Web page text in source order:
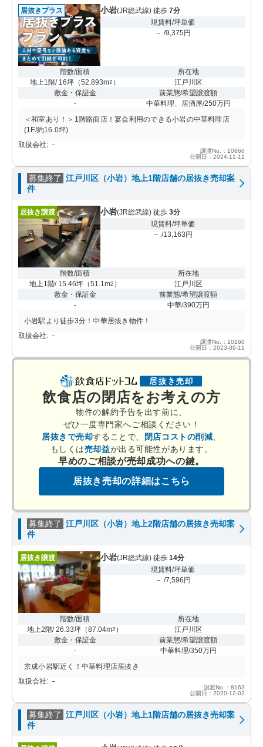
居抜きプラス 小岩(JR総武線) 徒歩 7分
現賃料/坪単価
－ /9,375円
階数/面積
地上1階/ 16坪 （52.893m2 ）
所在地
江戸川区
敷金・保証金
-
前業態/希望譲渡額
中華料理、居酒屋/250万円
＜和室あり！＞1階路面店！宴会利用のできる小岩の中華料理店
(1F/約16.0坪)
取扱会社: －
譲渡No.：10866
公開日：2024-11-11
募集終了 江戸川区（小岩）地上1階店舗の居抜き売却案
件
居抜き譲渡 小岩(JR総武線) 徒歩 3分
現賃料/坪単価
－ /13,163円
階数/面積
地上1階/ 15.46坪（51.1m2 ）
所在地
江戸川区
敷金・保証金
-
前業態/希望譲渡額
中華/390万円
小岩駅より徒歩3分！中華居抜き物件！
取扱会社: －
譲渡No.：10160
公開日：2023-09-11
飲食店の閉店をお考えの方
物件の解約予告を出す前に、
ぜひ一度専門家へご相談ください！
居抜きで売却することで、 閉店コストの削減
もしくは売却益が出る可能性があります。
早めのご相談が売却成功への鍵。
居抜き売却の詳細はこちら
募集終了 江戸川区（小岩）地上2階店舗の居抜き売却案
件
居抜き譲渡 小岩(JR総武線) 徒歩 14分
現賃料/坪単価
－ /7,596円
階数/面積
地上2階/ 26.33坪 （87.04m2 ）
所在地
江戸川区
敷金・保証金
-
前業態/希望譲渡額
中華料理/350万円
京成小岩駅近く！中華料理店居抜き
取扱会社: －
譲渡No.：8163
公開日：2020-12-02
募集終了 江戸川区（小岩）地上1階店舗の居抜き売却案
件